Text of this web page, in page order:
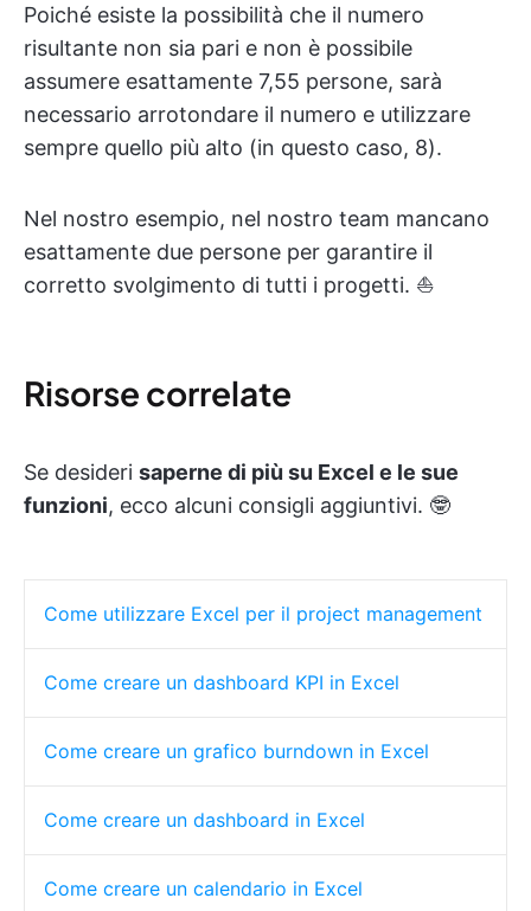
Poiché esiste la possibilità che il numero
risultante non sia pari e non è possibile
assumere esattamente 7,55 persone, sarà
necessario arrotondare il numero e utilizzare
sempre quello più alto (in questo caso, 8).
Nel nostro esempio, nel nostro team mancano
esattamente due persone per garantire il
corretto svolgimento di tutti i progetti. ⛵
Risorse correlate
Se desideri saperne di più su Excel e le sue
funzioni, ecco alcuni consigli aggiuntivi. 🤓
Come utilizzare Excel per il project management
Come creare un dashboard KPI in Excel
Come creare un grafico burndown in Excel
Come creare un dashboard in Excel
Come creare un calendario in Excel